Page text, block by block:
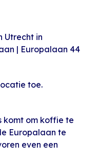
Utrecht in
| Europalaan 44
toe.
komt om koffie te
Europalaan te
even een